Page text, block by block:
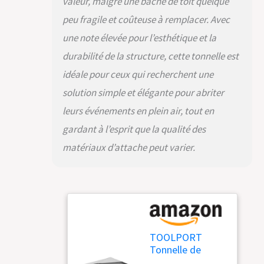
éléments en acier
sont protégés de
manière fiable contre
la corrosion et les
intempéries. Les
éléments décoratifs
attirent non
seulement les
regards, mais
donnent également
au pavillon une
stabilité
FACILE ET RAPIDE : La
construction avec un
système à clips de
stable et garantit en
même temps une
peu fragile et coûteuse à remplacer. Avec
une note élevée pour l’esthétique et la
durabilité de la structure, cette tonnelle est
idéale pour ceux qui recherchent une
solution simple et élégante pour abriter
leurs événements en plein air, tout en
gardant à l’esprit que la qualité des
matériaux d’attache peut varier.
TOOLPORT
Tonnelle de